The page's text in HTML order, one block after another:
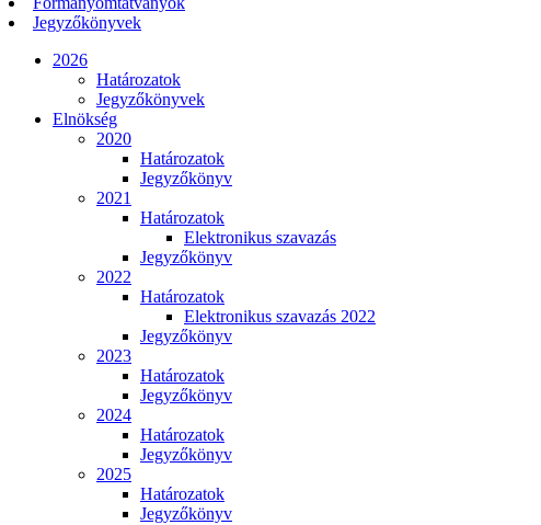
Jegyzőkönyvek
2026
Határozatok
Jegyzőkönyvek
Elnökség
2020
Határozatok
Jegyzőkönyv
2021
Határozatok
Elektronikus szavazás
Jegyzőkönyv
2022
Határozatok
Elektronikus szavazás 2022
Jegyzőkönyv
2023
Határozatok
Jegyzőkönyv
2024
Határozatok
Jegyzőkönyv
2025
Határozatok
Jegyzőkönyv